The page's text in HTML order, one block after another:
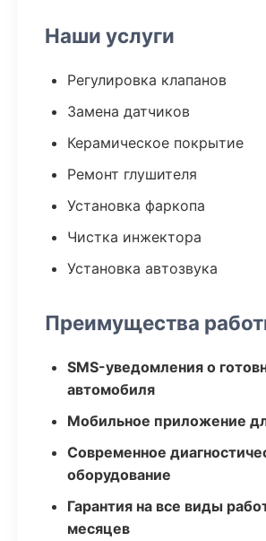
Наши услуги
Регулировка клапанов
Замена датчиков
Керамическое покрытие
Ремонт глушителя
Установка фаркопа
Чистка инжектора
Установка автозвука
Преимущества
SMS-уведомления о
автомобиля
Мобильное приложение
Современное
оборудование
Гарантия на все виды
месяцев